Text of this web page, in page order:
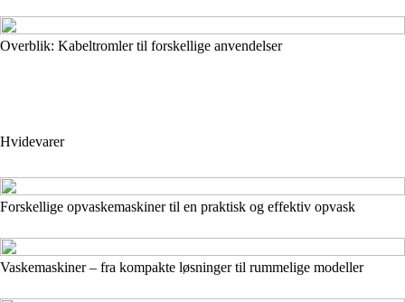
Overblik: Kabeltromler til forskellige anvendelser
Hvidevarer
Forskellige opvaskemaskiner til en praktisk og effektiv opvask
Vaskemaskiner – fra kompakte løsninger til rummelige modeller